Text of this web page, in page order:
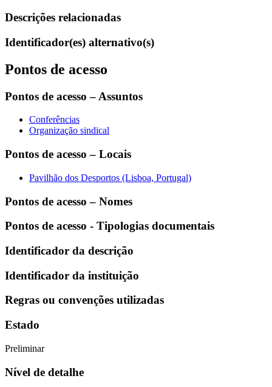
Descrições relacionadas
Identificador(es) alternativo(s)
Pontos de acesso
Pontos de acesso – Assuntos
Conferências
Organização sindical
Pontos de acesso – Locais
Pavilhão dos Desportos (Lisboa, Portugal)
Pontos de acesso – Nomes
Pontos de acesso - Tipologias documentais
Identificador da descrição
Identificador da instituição
Regras ou convenções utilizadas
Estado
Preliminar
Nível de detalhe